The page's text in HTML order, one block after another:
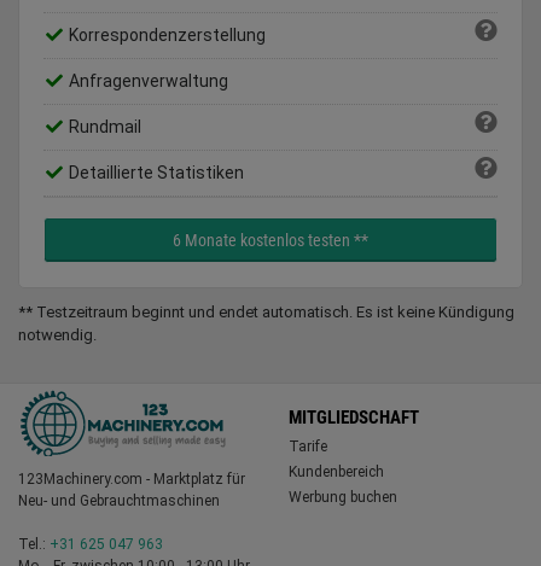
Korrespondenzerstellung
Anfragenverwaltung
Rundmail
Detaillierte Statistiken
6 Monate kostenlos testen **
** Testzeitraum beginnt und endet automatisch. Es ist keine Kündigung
notwendig.
123Machinery.com - Marktplatz für
Neu- und Gebrauchtmaschinen
Tel.: +31 625 047 963
MITGLIEDSCHAFT
Tarife
Kundenbereich
Werbung buchen